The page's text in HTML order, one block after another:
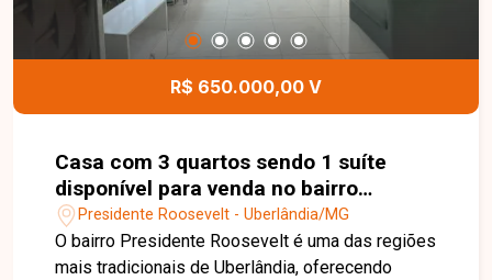
banho, salão de festas, salão de beleza,
playground, horta, quadra de beach tennis e
portaria 24 horas, proporcionando segurança e
qualidade de vida para toda a família. Entre em
visita para conhecer este excelente imóvel.
R$ 650.000,00 V
Casa com 3 quartos sendo 1 suíte
disponível para venda no bairro
Presidente Roosevelt em Uberlândia-
MG
Presidente Roosevelt - Uberlândia/MG
O bairro Presidente Roosevelt é uma das regiões
mais tradicionais de Uberlândia, oferecendo